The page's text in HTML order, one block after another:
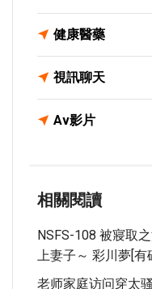
健康醫藥
視訊聊天
Av影片
相關閱讀
NSFS-108 被寢取
上妻子～ 彩川夢[有
老师家庭访问穿太